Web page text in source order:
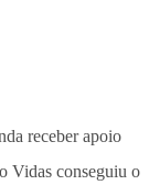
receber apoio
Vidas conseguiu o